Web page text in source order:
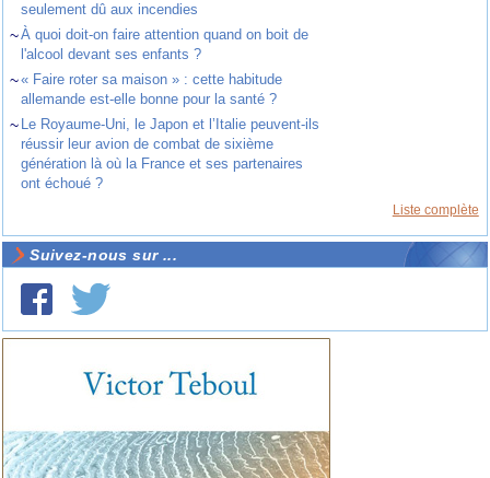
seulement dû aux incendies
~À quoi doit-on faire attention quand on boit de
l'alcool devant ses enfants ?
~« Faire roter sa maison » : cette habitude
allemande est-elle bonne pour la santé ?
~ Le Royaume-Uni, le Japon et l’Italie peuvent-ils
réussir leur avion de combat de sixième
génération là où la France et ses partenaires
ont échoué ?
Liste complète
Suivez-nous sur ...